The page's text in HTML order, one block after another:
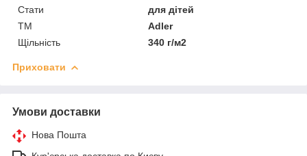
Стати
для дітей
ТМ
Adler
Щільність
340 г/м2
Приховати
Умови доставки
Нова Пошта